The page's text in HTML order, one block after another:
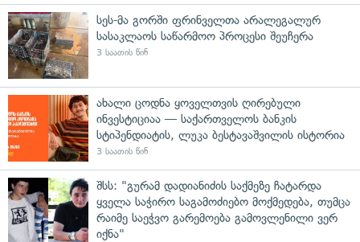
სეს-მა გორში ფრინველთა არალეგალურ
სასაკლაოს საწარმოო პროცესი შეუჩერა
3 საათის წინ
ახალი ცოდნა ყოველთვის ღირებული
ინვესტიციაა — საქართველოს ბანკის
სტიპენდიატის, ლუკა ბესტავაშვილის ისტორია
3 საათის წინ
შსს: "გურამ დადიანიძის საქმეზე ჩატარდა
ყველა საჭირო საგამოძიებო მოქმედება, თუმცა
რაიმე საეჭვო გარემოება გამოვლენილი ვერ
იქნა"